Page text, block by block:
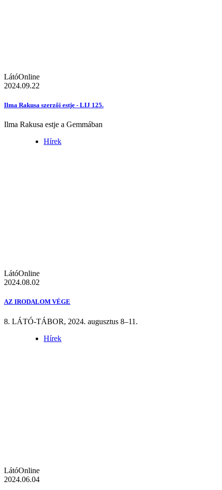
LátóOnline
2024.09.22
Ilma Rakusa szerzői estje - LIJ 125.
Ilma Rakusa estje a Gemmában
Hírek
LátóOnline
2024.08.02
AZ IRODALOM VÉGE
8. LÁTÓ-TÁBOR, 2024. augusztus 8–11.
Hírek
LátóOnline
2024.06.04